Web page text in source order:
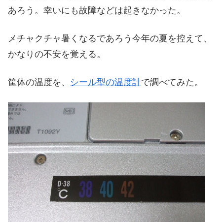
あろう。幸いにも故障などは起きなかった。
メチャクチャ暑くなるであろう今年の夏を控えて、
かなりの不安を覚える。
筐体の温度を、 シール型の温度計で調べてみた。